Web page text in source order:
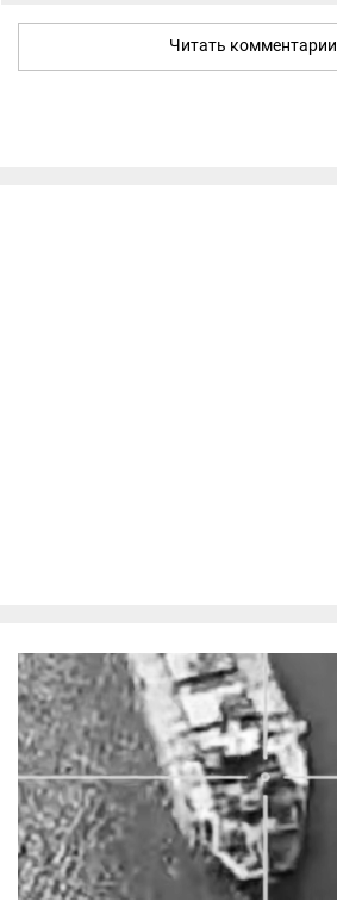
Читать комментарии